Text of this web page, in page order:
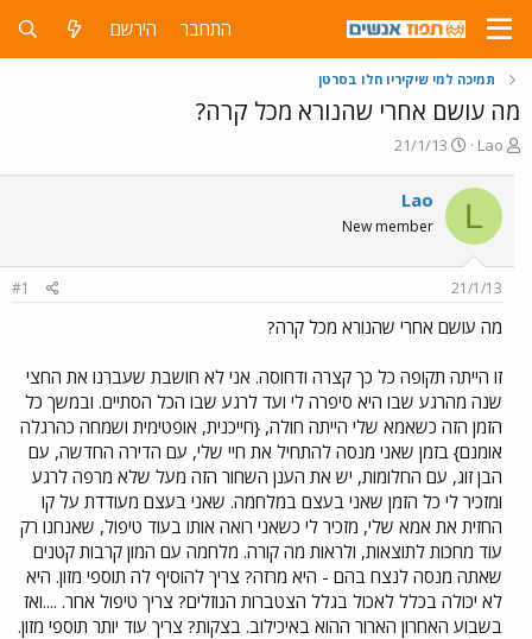
התחבר הירשם
תמיכה למי שיקיריו חלו בסרטן
מה עושם אחרי שהנורא מכל קרה?
פ
ח
ה
ו
ש
Lao
פ
ס
ם
ת
י
21/1/13
L
Lao
New member
21/1/13
#1
מה עושם אחרי שהנורא מכל קרה?
זו הייתה תקופה כל כך קצרה ודחוסה. אני לא חושבת שעברנו את החצי
שנה מהרגע שבו היא סיפרה לי ועד לרגע שבו הכל הסתיים. ובמשך כל
הזמן הזה כשאמא שלי הייתה חולה, {חייכנית, אופטימית ושמחה כהרגלה
אומנם} בזמן שאני מנסה להתחיל את חיי שלי, עם הדירה החדשה, עם
הבן זוג, עם החלומות, יש את הענן השחור הזה מעל שלא מרפה לרגע
ומזכיר לי כל הזמן שאני בעצם במלחמה. שאני בעצם מעודדת על קו
החזית את אמא שלי, מזכיר לי כשאני רואה אותו בעוד טיפול, שאנחנו רק
עוד מחכות לתוצאות, ולראות מה קורה. מלחמה עם המון קרבות קטנים
שאתה מנסה לנצח בהם - היא מרזה? צריך להוסיף לה תוספי מזון. היא
לא יכולה בכלל לאכול בגלל הצטברות הנוזלים? צריך טיפול אחר. ....ואז
בשבוע האחרון הארור ההוא באיכילוב. בצקות? צריך עוד יותר תוספי מזון.